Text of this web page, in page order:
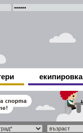
екипировка